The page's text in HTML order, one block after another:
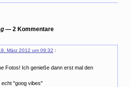
— 2 Kommentare
März 2012 um 09:32 :
Fotos! Ich genieße dann erst mal den
"goog vibes"